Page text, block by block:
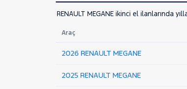
RENAULT MEGANE ikinci el ilanlarında
Araç
2026 RENAULT MEGANE
2025 RENAULT MEGANE